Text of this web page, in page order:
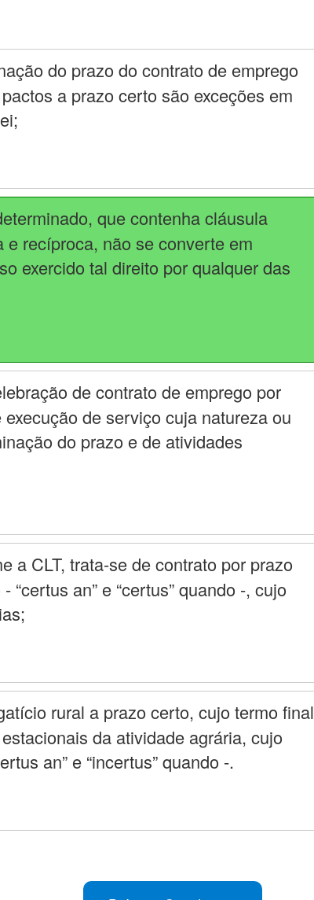
do prazo do contrato de emprego
a prazo certo são exceções em
que contenha cláusula
recíproca, não se converte em
exercido tal direito por qualquer das
de contrato de emprego por
de serviço cuja natureza ou
do prazo e de atividades
a CLT, trata-se de contrato por prazo
an” e “certus” quando -, cujo
rural a prazo certo, cujo termo final
da atividade agrária, cujo
an” e “incertus” quando -.